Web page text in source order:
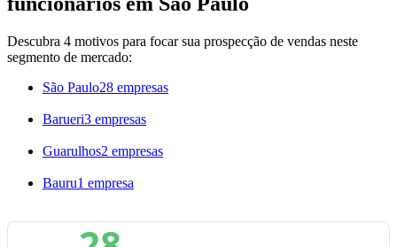
Descubra 4 motivos para focar sua prospecção de vendas neste
segmento de mercado:
São Paulo28 empresas
Barueri3 empresas
Guarulhos2 empresas
Bauru1 empresa